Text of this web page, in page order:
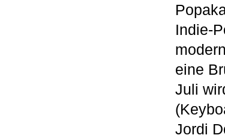
Indie-
eine
Juli
Jordi